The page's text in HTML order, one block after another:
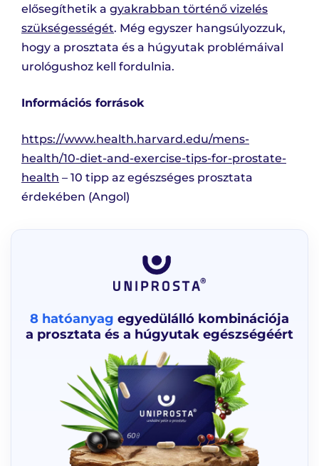
elősegíthetik a gyakrabban történő vizelés
szükségességét. Még egyszer hangsúlyozzuk,
hogy a prosztata és a húgyutak problémáival
urológushoz kell fordulnia.
Információs források
https://www.health.harvard.edu/mens-
health/10-diet-and-exercise-tips-for-prostate-
health – 10 tipp az egészséges prosztata
érdekében (Angol)
8 hatóanyag egyedülálló kombinációja
a prosztata és a húgyutak egészségéért